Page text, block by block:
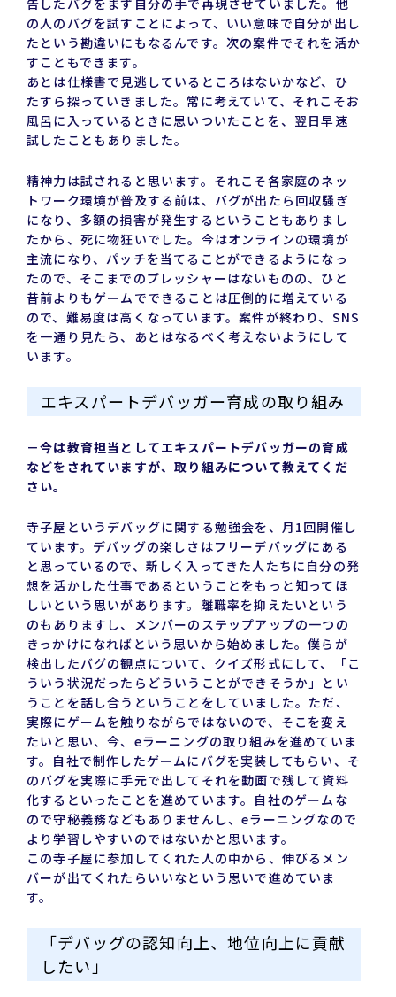
告したバグをまず自分の手で再現させていました。他
の人のバグを試すことによって、いい意味で自分が出し
たという勘違いにもなるんです。次の案件でそれを活か
すこともできます。
あとは仕様書で見逃しているところはないかなど、ひ
たすら探っていきました。常に考えていて、それこそお
風呂に入っているときに思いついたことを、翌日早速
試したこともありました。
精神力は試されると思います。それこそ各家庭のネッ
トワーク環境が普及する前は、バグが出たら回収騒ぎ
になり、多額の損害が発生するということもありまし
たから、死に物狂いでした。今はオンラインの環境が
主流になり、パッチを当てることができるようになっ
たので、そこまでのプレッシャーはないものの、ひと
昔前よりもゲームでできることは圧倒的に増えている
ので、難易度は高くなっています。案件が終わり、SNS
を一通り見たら、あとはなるべく考えないようにして
います。
エキスパートデバッガー育成の取り組み
－今は教育担当としてエキスパートデバッガーの育成
などをされていますが、取り組みについて教えてくだ
さい。
寺子屋というデバッグに関する勉強会を、月1回開催し
ています。デバッグの楽しさはフリーデバッグにある
と思っているので、新しく入ってきた人たちに自分の発
想を活かした仕事であるということをもっと知ってほ
しいという思いがあります。離職率を抑えたいという
のもありますし、メンバーのステップアップの一つの
きっかけになればという思いから始めました。僕らが
検出したバグの観点について、クイズ形式にして、「こ
ういう状況だったらどういうことができそうか」とい
うことを話し合うということをしていました。ただ、
実際にゲームを触りながらではないので、そこを変え
たいと思い、今、eラーニングの取り組みを進めていま
す。自社で制作したゲームにバグを実装してもらい、そ
のバグを実際に手元で出してそれを動画で残して資料
化するといったことを進めています。自社のゲームな
ので守秘義務などもありませんし、eラーニングなので
より学習しやすいのではないかと思います。
この寺子屋に参加してくれた人の中から、伸びるメン
バーが出てくれたらいいなという思いで進めていま
す。
「デバッグの認知向上、地位向上に貢献
したい」